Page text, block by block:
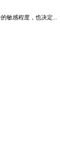
敏感程度，也决定...